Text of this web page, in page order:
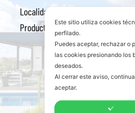
Localidad:
Productos Sunroom utilizados:
Este sitio utiliza cookies
perfilado.
Puedes aceptar, rechazar o
las cookies presionando los
deseados.
Al cerrar este aviso,
aceptar.